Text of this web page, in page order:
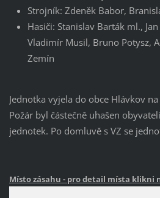
Strojník: Zdeněk Babor,
Hasiči: Stanislav Barták ml.,
Vladimír Musil, Bruno Potysz,
Zemín
Jednotka vyjela do obce Hlávkov
Požár byl částečně uhašen
jednotek. Po domluvě s VZ se
Místo zásahu - pro detail místa klikni